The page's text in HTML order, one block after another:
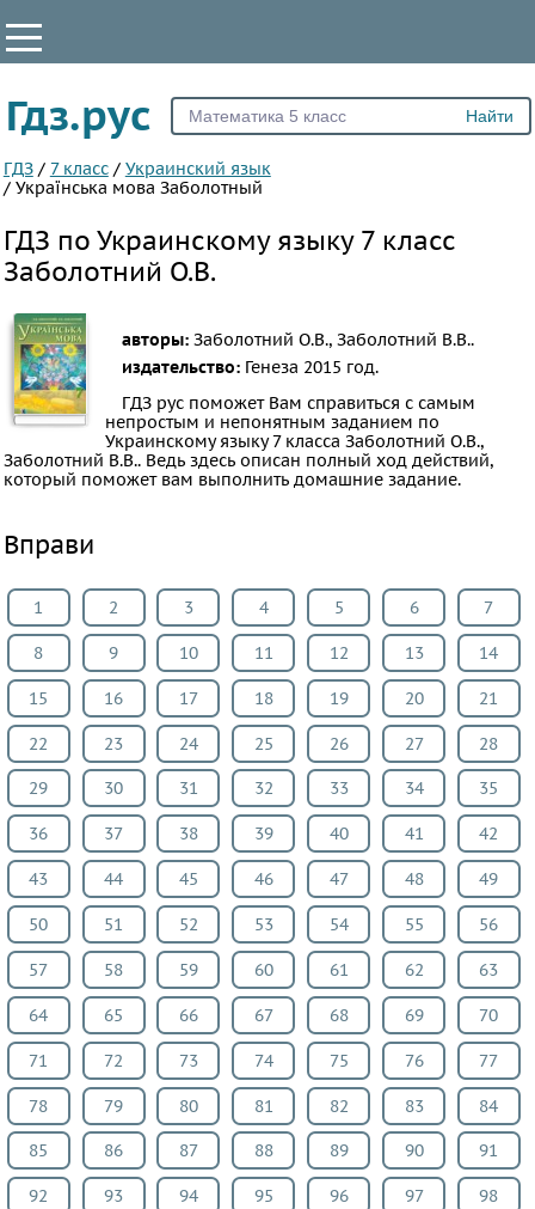
Все
5
6
7
ПРЕДМЕТЫ
Все
предметы
Математика
Английский
язык
Русский
Алгебра
Геометрия
Физика
Химия
Немецкий
язык
Белорусский
язык
Украинский
язык
Французский
язык
Биология
История
Информатика
ОБЖ
География
Музыка
ИЗО
Литература
Гдз.рус
ГДЗ / 7 класс / Украинский язык
/ Українська мова Заболотный
ГДЗ по Украинскому языку 7 класс
Заболотний О.В.
авторы: Заболотний О.В., Заболотний В.В..
издательство: Генеза 2015 год.
ГДЗ рус поможет Вам справиться с самым
непростым и непонятным заданием по
Украинскому языку 7 класса Заболотний О.В.,
Заболотний В.В.. Ведь здесь описан полный ход действий,
который поможет вам выполнить домашние задание.
Вправи
1 2 3 4 5 6 7
8 9 10 11 12 13 14
15 16 17 18 19 20 21
22 23 24 25 26 27 28
29 30 31 32 33 34 35
36 37 38 39 40 41 42
43 44 45 46 47 48 49
50 51 52 53 54 55 56
57 58 59 60 61 62 63
64 65 66 67 68 69 70
71 72 73 74 75 76 77
78 79 80 81 82 83 84
85 86 87 88 89 90 91
92 93 94 95 96 97 98